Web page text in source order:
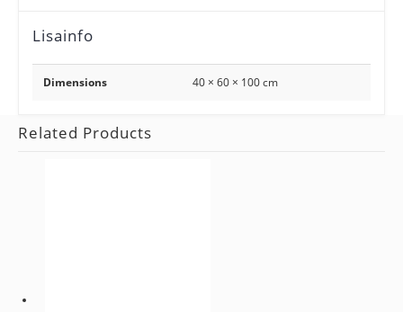
Lisainfo
Dimensions 40 × 60 × 100 cm
Related Products